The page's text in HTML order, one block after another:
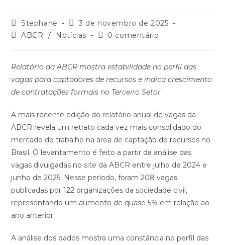
Stephane
3 de novembro de 2025
ABCR
/ Notícias 0 comentário
Relatório da ABCR mostra estabilidade no perfil das
vagas para captadores de recursos e indica crescimento
de contratações formais no Terceiro Setor
A mais recente edição do relatório anual de vagas da
ABCR revela um retrato cada vez mais consolidado do
mercado de trabalho na área de captação de recursos no
Brasil. O levantamento é feito a partir da análise das
vagas divulgadas no site da ABCR entre julho de 2024 e
junho de 2025. Nesse período, foram 208 vagas
publicadas por 122 organizações da sociedade civil,
representando um aumento de quase 5% em relação ao
ano anterior.
A análise dos dados mostra uma constância no perfil das